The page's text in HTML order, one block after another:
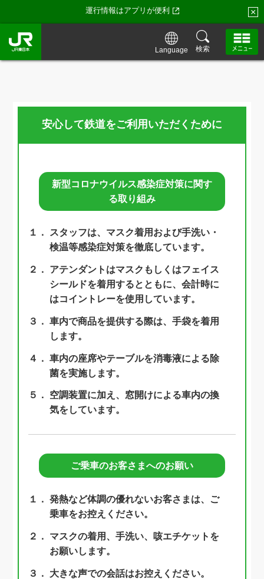
運行情報はアプリが便利 ×
Language 検索
安心して鉄道をご利用いただくために
新型コロナウイルス感染症対策に関す
る取り組み
１．
スタッフは、マスク着用および手洗い・
検温等感染症対策を徹底しています。
２．
アテンダントはマスクもしくはフェイス
シールドを着用するとともに、会計時に
はコイントレーを使用しています。
３． 車内で商品を提供する際は、手袋を着用
します。
４． 車内の座席やテーブルを消毒液による除
菌を実施します。
５．
空調装置に加え、窓開けによる車内の換
気をしています。
ご乗車のお客さまへのお願い
１． 発熱など体調の優れないお客さまは、ご
乗車をお控えください。
２．
マスクの着用、手洗い、咳エチケットを
お願いします。
３． 大きな声での会話はお控えください。